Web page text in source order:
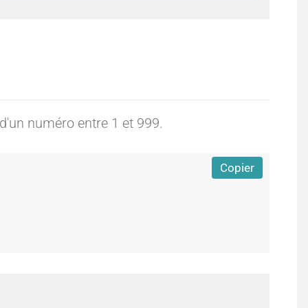
:
:
numéro entre 1 et 999.
Copier